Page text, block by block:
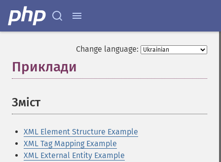
Change language:
Приклади
Зміст
XML Element Structure Example
XML Tag Mapping Example
XML External Entity Example